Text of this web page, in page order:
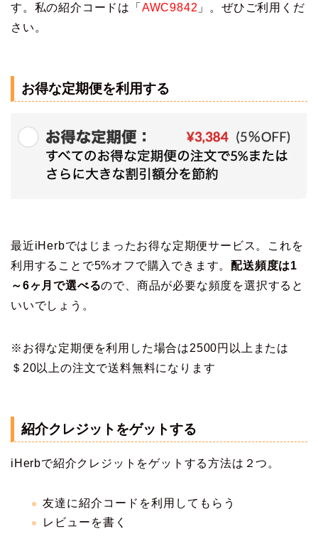
す。私の紹介コードは「 AWC9842 」。ぜひご利用くだ
さい。
お得な定期便を利用する
最近iHerbではじまったお得な定期便サービス。これを
利用することで5%オフで購入できます。配送頻度は1
～6ヶ月で選べるので、商品が必要な頻度を選択すると
いいでしょう。
※お得な定期便を利用した場合は2500円以上または
＄20以上の注文で送料無料になります
紹介クレジットをゲットする
iHerbで紹介クレジットをゲットする方法は２つ。
友達に紹介コードを利用してもらう
レビューを書く